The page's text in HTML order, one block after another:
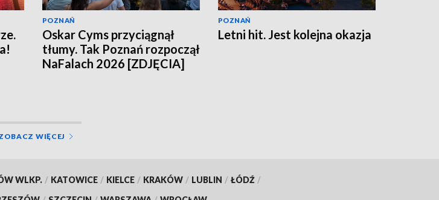
POZNAŃ
Oskar Cyms przyciągnął
tłumy. Tak Poznań rozpoczął
NaFalach 2026 [ZDJĘCIA]
POZNAŃ
Letni hit. Jest kolejna okazja
WIĘCEJ
WLKP. / KATOWICE / KIELCE / KRAKÓW / LUBLIN / ŁÓDŹ /